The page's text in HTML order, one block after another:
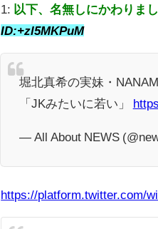
1: 以下、名無しにかわりま
ID:+zl5MKPuM
堀北真希の実妹・
「JKみたいに若い」
— All About NEWS
https://platform.twitter.com/